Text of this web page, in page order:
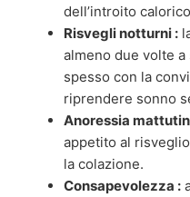
dell’introito
Risvegli notturni :
almeno due volte
spesso con la
riprendere sonno
Anoressia
appetito al
la colazione.
Consapevolezza :